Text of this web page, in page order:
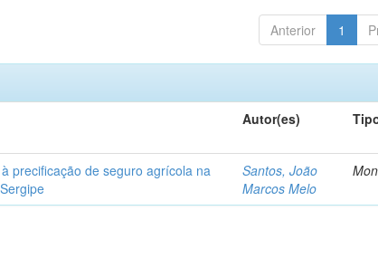
Anterior 1
Autor(es)
precificação de seguro agrícola na
Santos, João
Marcos Melo